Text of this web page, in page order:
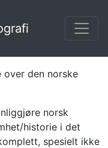
den norske
norsk
historie i det
spesielt ikke